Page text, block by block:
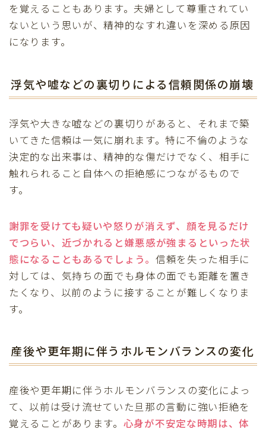
を覚えることもあります。夫婦として尊重されてい
ないという思いが、精神的なすれ違いを深める原因
になります。
浮気や嘘などの裏切りによる信頼関係の崩壊
浮気や大きな嘘などの裏切りがあると、それまで築
いてきた信頼は一気に崩れます。特に不倫のような
決定的な出来事は、精神的な傷だけでなく、相手に
触れられること自体への拒絶感につながるもので
す。
謝罪を受けても疑いや怒りが消えず、顔を見るだけ
でつらい、近づかれると嫌悪感が強まるといった状
態になることもあるでしょう。 信頼を失った相手に
対しては、気持ちの面でも身体の面でも距離を置き
たくなり、以前のように接することが難しくなりま
す。
産後や更年期に伴うホルモンバランスの変化
産後や更年期に伴うホルモンバランスの変化によっ
て、以前は受け流せていた旦那の言動に強い拒絶を
覚えることがあります。 心身が不安定な時期は、体